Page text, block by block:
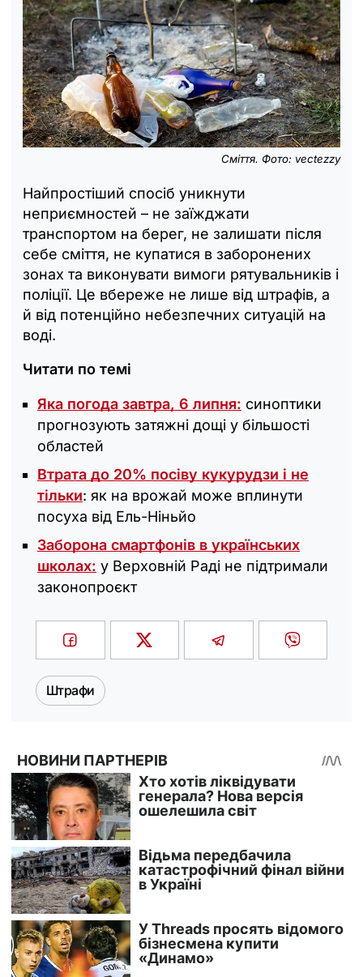
Сміття. Фото: vectezzy
Найпростіший спосіб уникнути
неприємностей – не заїжджати
транспортом на берег, не залишати після
себе сміття, не купатися в заборонених
зонах та виконувати вимоги рятувальників і
поліції. Це вбереже не лише від штрафів, а
й від потенційно небезпечних ситуацій на
воді.
Читати по темі
Яка погода завтра, 6 липня: синоптики
прогнозують затяжні дощі у більшості
областей
Втрата до 20% посіву кукурудзи і не
тільки: як на врожай може вплинути
посуха від Ель-Ніньйо
Заборона смартфонів в українських
школах: у Верховній Раді не підтримали
законопроєкт
Штрафи